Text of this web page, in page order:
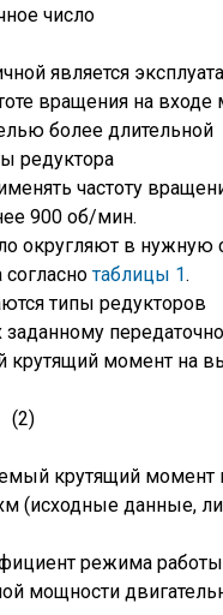
число
является
вращения на входе
более длительной
редуктора
частоту
900 об/мин.
округляют в нужную
согласнотаблицы 1.
типы редукторов
крутящий момент на
(2)
крутящий момент
(исходные данные,
режима работы